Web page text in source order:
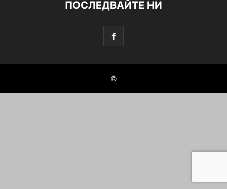
ПОСЛЕДВАЙТЕ НИ
©